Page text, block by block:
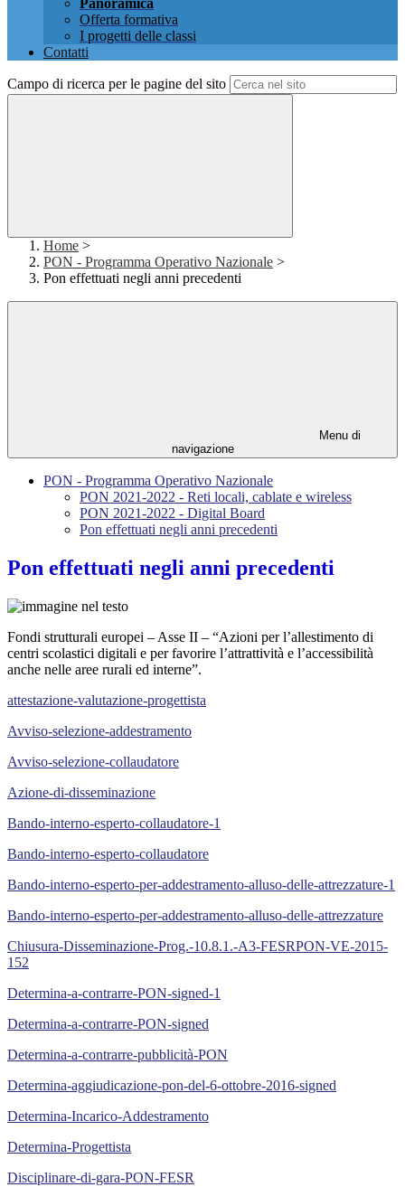
Panoramica
Offerta formativa
I progetti delle classi
Contatti
Campo di ricerca per le pagine del sito
Home >
PON - Programma Operativo Nazionale >
Pon effettuati negli anni precedenti
Menu di
navigazione
PON - Programma Operativo Nazionale
PON 2021-2022 - Reti locali, cablate e wireless
PON 2021-2022 - Digital Board
Pon effettuati negli anni precedenti
Pon effettuati negli anni precedenti
Fondi strutturali europei – Asse II – “Azioni per l’allestimento di
centri scolastici digitali e per favorire l’attrattività e l’accessibilità
anche nelle aree rurali ed interne”.
attestazione-valutazione-progettista
Avviso-selezione-addestramento
Avviso-selezione-collaudatore
Azione-di-disseminazione
Bando-interno-esperto-collaudatore-1
Bando-interno-esperto-collaudatore
Bando-interno-esperto-per-addestramento-alluso-delle-attrezzature-1
Bando-interno-esperto-per-addestramento-alluso-delle-attrezzature
Chiusura-Disseminazione-Prog.-10.8.1.-A3-FESRPON-VE-2015-
152
Determina-a-contrarre-PON-signed-1
Determina-a-contrarre-PON-signed
Determina-a-contrarre-pubblicità-PON
Determina-aggiudicazione-pon-del-6-ottobre-2016-signed
Determina-Incarico-Addestramento
Determina-Progettista
Disciplinare-di-gara-PON-FESR